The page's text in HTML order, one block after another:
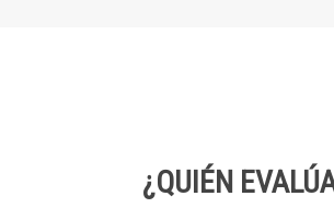
¿QUIÉN